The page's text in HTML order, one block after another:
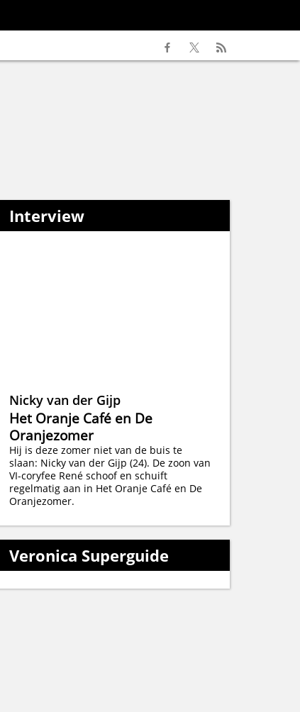
Interview
Nicky van der Gijp
Het Oranje Café en De
Oranjezomer
Hij is deze zomer niet van de buis te
slaan: Nicky van der Gijp (24). De zoon van
VI-coryfee René schoof en schuift
regelmatig aan in Het Oranje Café en De
Oranjezomer.
Veronica Superguide